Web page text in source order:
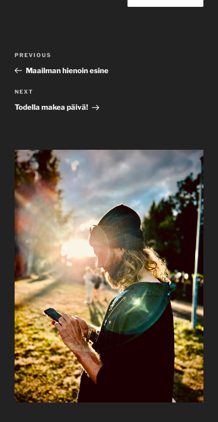
Previous
Post
PREVIOUS
Maailman hienoin esine
Next
Post
NEXT
Todella makea päivä!